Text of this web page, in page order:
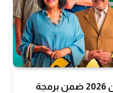
سلسلة الثمن رمضان 2026 ضمن برمجة